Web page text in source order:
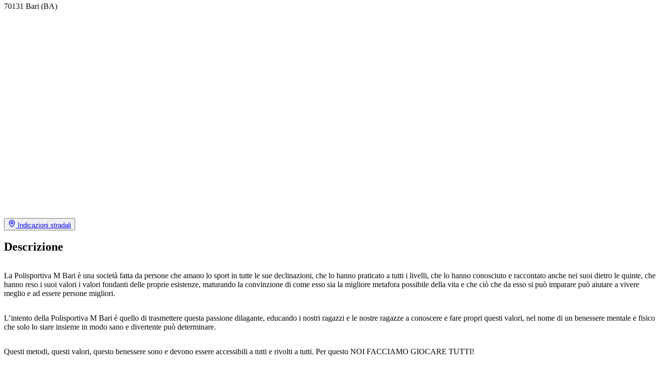
70131 Bari (BA)
Indicazioni stradali
Descrizione
La Polisportiva M Bari è una società fatta da persone che amano lo sport in tutte le sue declinazioni, che lo hanno praticato a tutti i livelli, che lo hanno conosciuto e raccontato anche nei suoi dietro le quinte, che
hanno reso i suoi valori i valori fondanti delle proprie esistenze, maturando la convinzione di come esso sia la migliore metafora possibile della vita e che ciò che da esso si può imparare può aiutare a vivere
meglio e ad essere persone migliori.
L’intento della Polisportiva M Bari è quello di trasmettere questa passione dilagante, educando i nostri ragazzi e le nostre ragazze a conoscere e fare propri questi valori, nel nome di un benessere mentale e fisico
che solo lo stare insieme in modo sano e divertente può determinare.
Questi metodi, questi valori, questo benessere sono e devono essere accessibili a tutti e rivolti a tutti. Per questo NOI FACCIAMO GIOCARE TUTTI!